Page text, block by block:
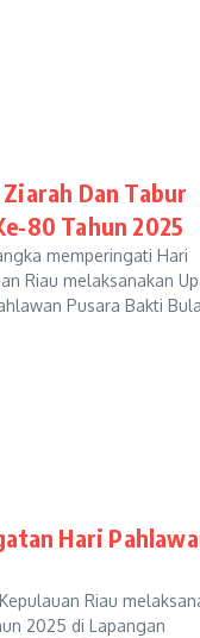
Dan Tabur
80 Tahun 2025
memperingati Hari
Riau melaksanakan
Pusara Bakti
Hari
Riau
2025 di Lapangan